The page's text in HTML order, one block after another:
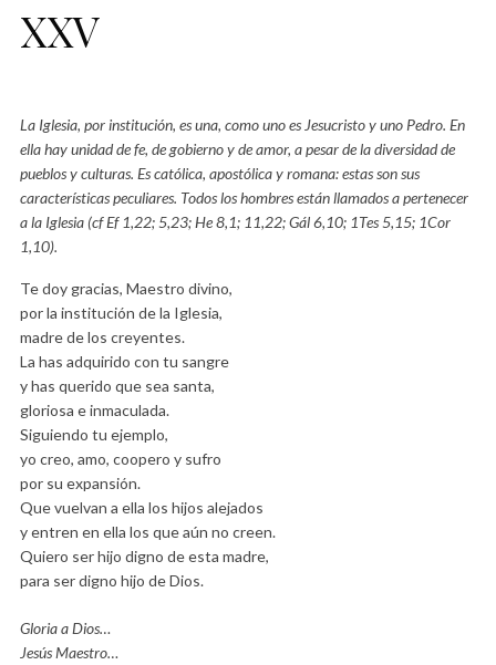
XXV
La Iglesia, por institución, es una, como uno es Jesucristo y uno Pedro. En
ella hay unidad de fe, de gobierno y de amor, a pesar de la diversidad de
pueblos y culturas. Es católica, apostólica y romana: estas son sus
características peculiares. Todos los hombres están llamados a pertenecer
a la Iglesia (cf Ef 1,22; 5,23; He 8,1; 11,22; Gál 6,10; 1Tes 5,15; 1Cor
1,10).
Te doy gracias, Maestro divino,
por la institución de la Iglesia,
madre de los creyentes.
La has adquirido con tu sangre
y has querido que sea santa,
gloriosa e inmaculada.
Siguiendo tu ejemplo,
yo creo, amo, coopero y sufro
por su expansión.
Que vuelvan a ella los hijos alejados
y entren en ella los que aún no creen.
Quiero ser hijo digno de esta madre,
para ser digno hijo de Dios.
Gloria a Dios…
Jesús Maestro…